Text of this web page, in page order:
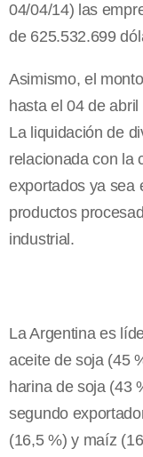
04/04/14) las
de 625.532.699
Asimismo, el
hasta el 04 de
La liquidación de
relacionada con la
exportados ya sea
productos
industrial.
La Argentina es
aceite de soja (45
harina de soja (43
segundo
(16,5 %) y maíz